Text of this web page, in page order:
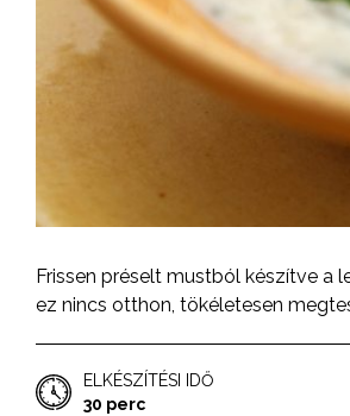
Frissen préselt mustból készítve a
ez nincs otthon, tökéletesen
ELKÉSZÍTÉSI IDŐ
30 perc